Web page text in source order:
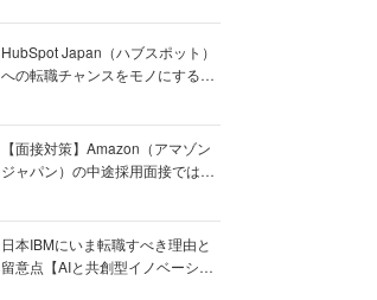
HubSpot Japan（ハブスポット）
への転職チャンスをモノにする
【面接対策】Amazon（アマゾン
ジャパン）の中途採用面接では何
日本IBMにいま転職すべき理由と
留意点【AIと共創型イノベーショ